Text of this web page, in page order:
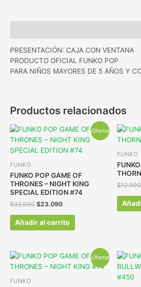
PRESENTACIÓN: CAJA CON VENTANA
PRODUCTO OFICIAL FUNKO POP
PARA NIÑOS MAYORES DE 5 AÑOS Y
Productos relacionados
¡Oferta!
FUNKO
FUNKO POP GAME OF
THRONES – NIGHT KING
SPECIAL EDITION #74
$32.990 $23.090
Añadir al carrito
FUNKO
$12.990
¡Oferta!
FUNKO